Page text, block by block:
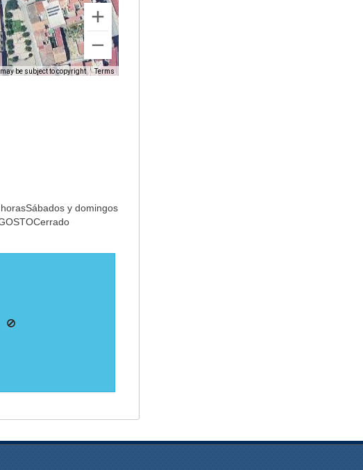
may be subject to copyright Terms
y domingos